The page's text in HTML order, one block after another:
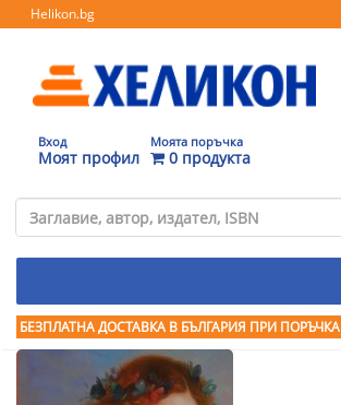
Helikon.bg
Вход
Моят профил
Моята поръчка
0 продукта
БЕЗПЛАТНА ДОСТАВКА В БЪЛГАРИЯ ПРИ ПОРЪЧКА